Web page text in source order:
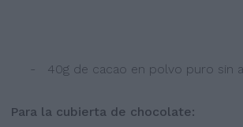
- 40g de cacao en polvo puro sin
Para la cubierta de chocolate: